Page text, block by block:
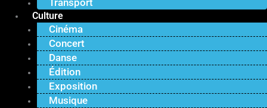
Transport
Culture
Cinéma
Concert
Danse
Édition
Exposition
Musique